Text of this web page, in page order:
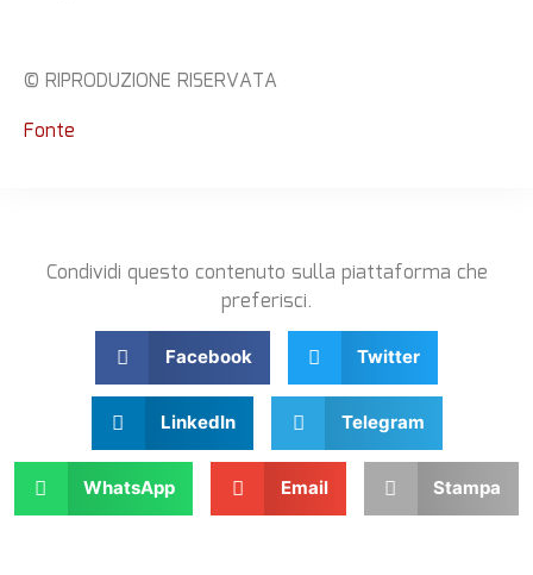
© RIPRODUZIONE RISERVATA
Fonte
Condividi questo contenuto sulla piattaforma che
preferisci.
Facebook Twitter
LinkedIn Telegram
WhatsApp Email Stampa